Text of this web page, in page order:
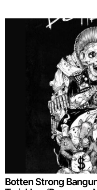
Botten Strong